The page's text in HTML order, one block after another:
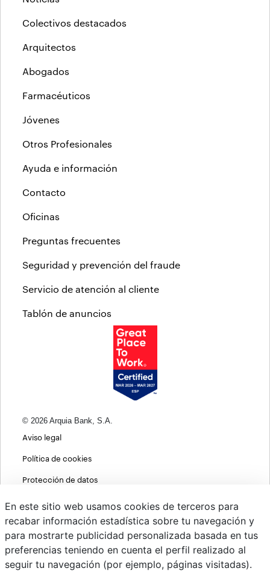
Colectivos destacados
Arquitectos
Abogados
Farmacéuticos
Jóvenes
Otros Profesionales
Ayuda e información
Contacto
Oficinas
Preguntas frecuentes
Seguridad y prevención del fraude
Servicio de atención al cliente
Tablón de anuncios
© 2026 Arquia Bank, S.A.
Aviso legal
Política de cookies
Protección de datos
Política de privacidad web
MIFID
PSD2
En este sitio web usamos cookies de terceros para
recabar información estadística sobre tu navegación y
para mostrarte publicidad personalizada basada en tus
preferencias teniendo en cuenta el perfil realizado al
seguir tu navegación (por ejemplo, páginas visitadas).